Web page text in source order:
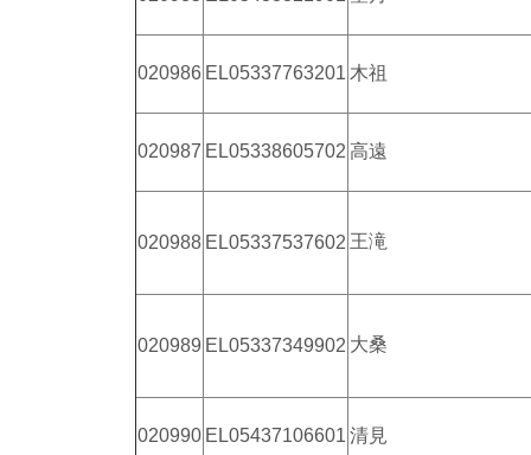
020986 EL05337763201 木祖
020987 EL05338605702 高遠
020988 EL05337537602 王滝
020989 EL05337349902 大桑
020990 EL05437106601 清見